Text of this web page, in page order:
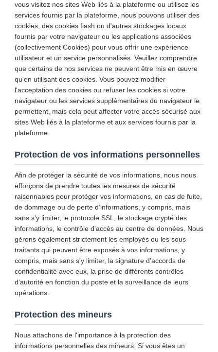
vous visitez nos sites Web liés à la plateforme ou utilisez les
services fournis par la plateforme, nous pouvons utiliser des
cookies, des cookies flash ou d'autres stockages locaux
fournis par votre navigateur ou les applications associées
(collectivement Cookies) pour vous offrir une expérience
utilisateur et un service personnalisés. Veuillez comprendre
que certains de nos services ne peuvent être mis en œuvre
qu'en utilisant des cookies. Vous pouvez modifier
l'acceptation des cookies ou refuser les cookies si votre
navigateur ou les services supplémentaires du navigateur le
permettent, mais cela peut affecter votre accès sécurisé aux
sites Web liés à la plateforme et aux services fournis par la
plateforme.
Protection de vos informations personnelles
Afin de protéger la sécurité de vos informations, nous nous
efforçons de prendre toutes les mesures de sécurité
raisonnables pour protéger vos informations, en cas de fuite,
de dommage ou de perte d'informations, y compris, mais
sans s'y limiter, le protocole SSL, le stockage crypté des
informations, le contrôle d'accès au centre de données. Nous
gérons également strictement les employés ou les sous-
traitants qui peuvent être exposés à vos informations, y
compris, mais sans s'y limiter, la signature d'accords de
confidentialité avec eux, la prise de différents contrôles
d'autorité en fonction du poste et la surveillance de leurs
opérations.
Protection des mineurs
Nous attachons de l'importance à la protection des
informations personnelles des mineurs. Si vous êtes un